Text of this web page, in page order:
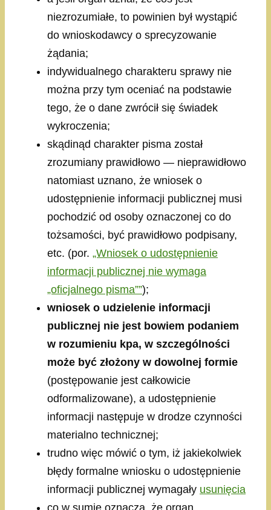
niezrozumiałe, to powinien był wystąpić
do wnioskodawcy o sprecyzowanie
żądania;
indywidualnego charakteru sprawy nie
można przy tym oceniać na podstawie
tego, że o dane zwrócił się świadek
wykroczenia;
skądinąd charakter pisma został
zrozumiany prawidłowo — nieprawidłowo
natomiast uznano, że wniosek o
udostępnienie informacji publicznej musi
pochodzić od osoby oznaczonej co do
tożsamości, być prawidłowo podpisany,
etc. (por. „Wniosek o udostępnienie
informacji publicznej nie wymaga
„oficjalnego pisma””);
wniosek o udzielenie informacji
publicznej nie jest bowiem podaniem
w rozumieniu kpa, w szczególności
może być złożony w dowolnej formie
(postępowanie jest całkowicie
odformalizowane), a udostępnienie
informacji następuje w drodze czynności
materialno technicznej;
trudno więc mówić o tym, iż jakiekolwiek
błędy formalne wniosku o udostępnienie
informacji publicznej wymagały usunięcia